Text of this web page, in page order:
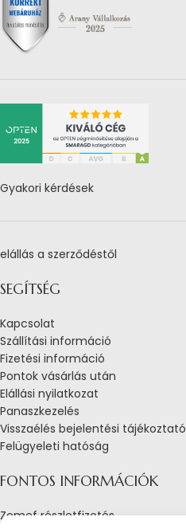
Gyakori kérdések
elállás a szerződéstől
SEGÍTSÉG
Kapcsolat
Szállítási információ
Fizetési információ
Pontok vásárlás után
Elállási nyilatkozat
Panaszkezelés
Visszaélés bejelentési tájékoztató
Felügyeleti hatóság
FONTOS INFORMÁCIÓK
Zemef részletfizetés